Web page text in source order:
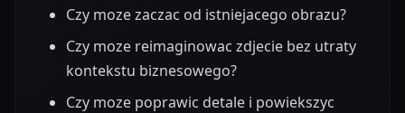
Czy moze zaczac od istniejacego obrazu?
Czy moze reimaginowac zdjecie bez utraty
kontekstu biznesowego?
Czy moze poprawic detale i powiekszyc